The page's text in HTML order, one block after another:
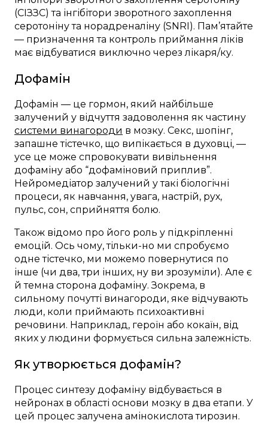
(СІЗЗС) та інгібітори зворотного захоплення
серотоніну та норадреналіну (SNRI). Пам’ятайте
— призначення та контроль приймання ліків
має відбуватися виключно через лікаря/ку.
Дофамін
Дофамін — це гормон, який найбільше
залучений у відчуття задоволення як частину
системи винагороди в мозку. Секс, шопінг,
запашне тістечко, що випікається в духовці, —
усе це може спровокувати вивільнення
дофаміну або “дофаміновий приплив”.
Нейромедіатор залучений у такі біологічні
процеси, як навчання, увага, настрій, рух,
пульс, сон, сприйняття болю.
Також відомо про його роль у підкріпленні
емоцій. Ось чому, тільки-но ми спробуємо
одне тістечко, ми можемо повернутися по
інше (чи два, три інших, ну ви зрозуміли). Але є
й темна сторона дофаміну. Зокрема, в
сильному почутті винагороди, яке відчувають
люди, коли приймають психоактивні
речовини. Наприклад, героїн або кокаїн, від
яких у людини формується сильна залежність.
Як утворюється дофамін?
Процес синтезу дофаміну відбувається в
нейронах в області основи мозку в два етапи. У
цей процес залучена амінокислота тирозин.